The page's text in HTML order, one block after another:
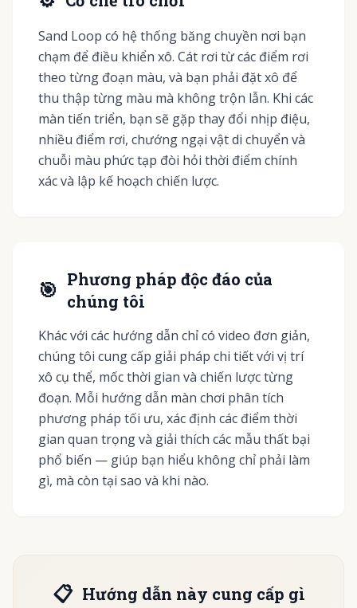
Sand Loop có hệ thống băng chuyền nơi bạn
chạm để điều khiển xô. Cát rơi từ các điểm rơi
theo từng đoạn màu, và bạn phải đặt xô để
thu thập từng màu mà không trộn lẫn. Khi các
màn tiến triển, bạn sẽ gặp thay đổi nhịp điệu,
nhiều điểm rơi, chướng ngại vật di chuyển và
chuỗi màu phức tạp đòi hỏi thời điểm chính
xác và lập kế hoạch chiến lược.
🎯 Phương pháp độc đáo của
chúng tôi
Khác với các hướng dẫn chỉ có video đơn giản,
chúng tôi cung cấp giải pháp chi tiết với vị trí
xô cụ thể, mốc thời gian và chiến lược từng
đoạn. Mỗi hướng dẫn màn chơi phân tích
phương pháp tối ưu, xác định các điểm thời
gian quan trọng và giải thích các mẫu thất bại
phổ biến — giúp bạn hiểu không chỉ phải làm
gì, mà còn tại sao và khi nào.
📋 Hướng dẫn này cung cấp gì